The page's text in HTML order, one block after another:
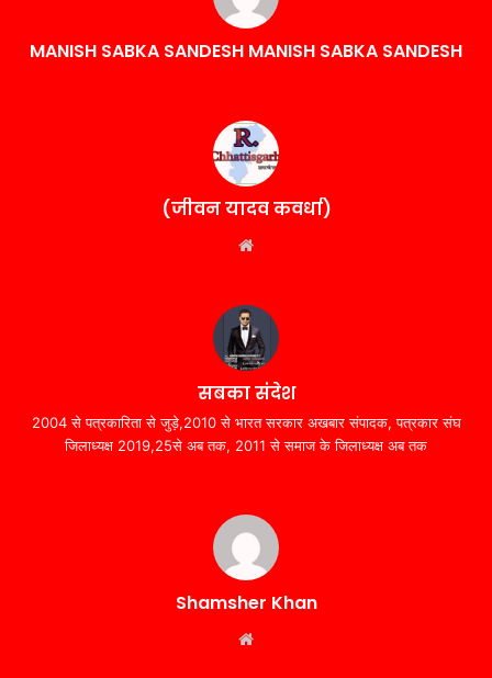
MANISH SABKA SANDESH MANISH SABKA SANDESH
(जीवन यादव कवर्धा)
सबका संदेश
2004 से पत्रकारिता से जुड़े,2010 से भारत सरकार अखबार संपादक, पत्रकार संघ
जिलाध्यक्ष 2019,25से अब तक, 2011 से समाज के जिलाध्यक्ष अब तक
Shamsher Khan